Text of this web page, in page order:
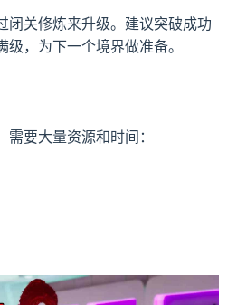
闭关修炼来升级。建议突破成功
，为下一个境界做准备。
要大量资源和时间：